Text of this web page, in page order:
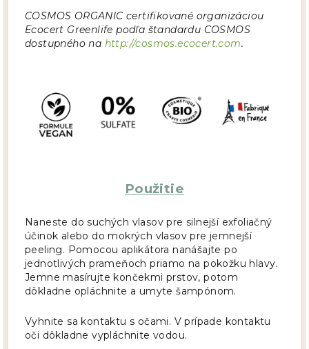
COSMOS ORGANIC certifikované organizáciou
Ecocert Greenlife podľa štandardu COSMOS
dostupného na http://cosmos.ecocert.com.
Použitie
Naneste do suchých vlasov pre silnejší exfoliačný
účinok alebo do mokrých vlasov pre jemnejší
peeling. Pomocou aplikátora nanášajte po
jednotlivých prameňoch priamo na pokožku hlavy.
Jemne masírujte končekmi prstov, potom
dôkladne opláchnite a umyte šampónom.
Vyhnite sa kontaktu s očami. V prípade kontaktu
oči dôkladne vypláchnite vodou.